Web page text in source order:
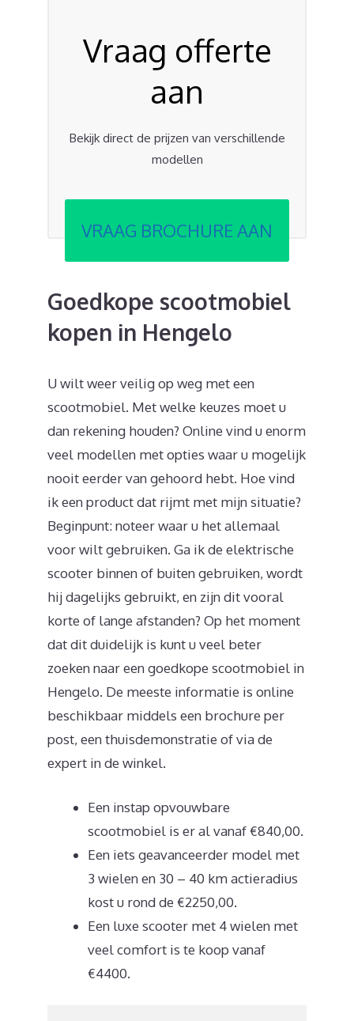
Vraag offerte
aan
Bekijk direct de prijzen van verschillende
modellen
VRAAG BROCHURE AAN
Goedkope scootmobiel
kopen in Hengelo
U wilt weer veilig op weg met een
scootmobiel. Met welke keuzes moet u
dan rekening houden? Online vind u enorm
veel modellen met opties waar u mogelijk
nooit eerder van gehoord hebt. Hoe vind
ik een product dat rijmt met mijn situatie?
Beginpunt: noteer waar u het allemaal
voor wilt gebruiken. Ga ik de elektrische
scooter binnen of buiten gebruiken, wordt
hij dagelijks gebruikt, en zijn dit vooral
korte of lange afstanden? Op het moment
dat dit duidelijk is kunt u veel beter
zoeken naar een goedkope scootmobiel in
Hengelo. De meeste informatie is online
beschikbaar middels een brochure per
post, een thuisdemonstratie of via de
expert in de winkel.
Een instap opvouwbare
scootmobiel is er al vanaf €840,00.
Een iets geavanceerder model met
3 wielen en 30 – 40 km actieradius
kost u rond de €2250,00.
Een luxe scooter met 4 wielen met
veel comfort is te koop vanaf
€4400.